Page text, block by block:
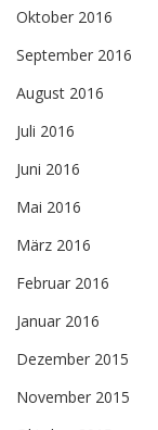
Oktober 2016
September 2016
August 2016
Juli 2016
Juni 2016
Mai 2016
März 2016
Februar 2016
Januar 2016
Dezember 2015
November 2015